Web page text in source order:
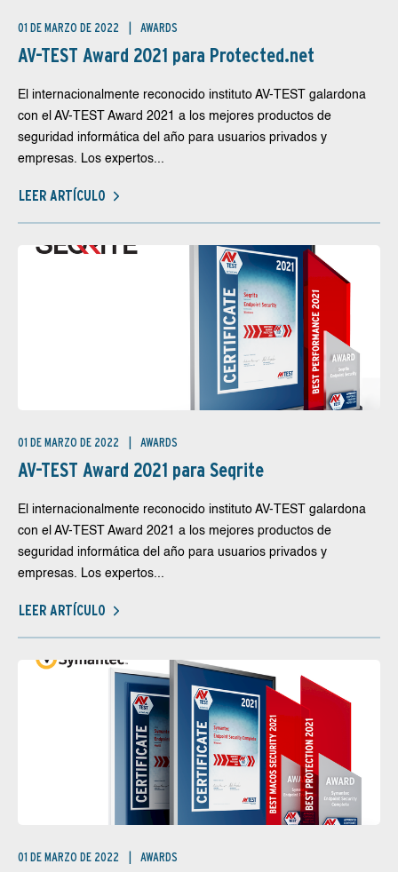
01 DE MARZO DE 2022 AWARDS
AV-TEST Award 2021 para Protected.net
El internacionalmente reconocido instituto AV-TEST galardona
con el AV-TEST Award 2021 a los mejores productos de
seguridad informática del año para usuarios privados y
empresas. Los expertos...
LEER ARTÍCULO
01 DE MARZO DE 2022 AWARDS
AV-TEST Award 2021 para Seqrite
El internacionalmente reconocido instituto AV-TEST galardona
con el AV-TEST Award 2021 a los mejores productos de
seguridad informática del año para usuarios privados y
empresas. Los expertos...
LEER ARTÍCULO
01 DE MARZO DE 2022 AWARDS